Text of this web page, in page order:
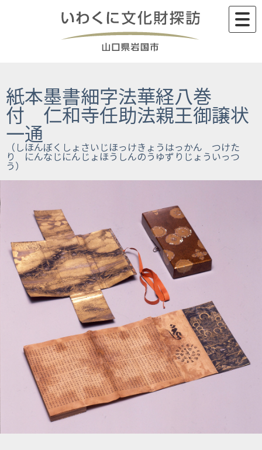
紙本墨書細字法華経八巻
付 仁和寺任助法親王御譲状
一通